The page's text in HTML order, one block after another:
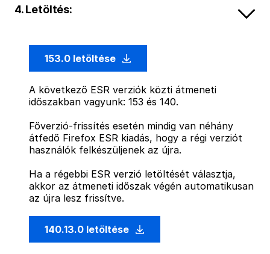
4. Letöltés:
153.0 letöltése
A következő ESR verziók közti átmeneti
időszakban vagyunk: 153 és 140.
Főverzió-frissítés esetén mindig van néhány
átfedő Firefox ESR kiadás, hogy a régi verziót
használók felkészüljenek az újra.
Ha a régebbi ESR verzió letöltését választja,
akkor az átmeneti időszak végén automatikusan
az újra lesz frissítve.
140.13.0 letöltése